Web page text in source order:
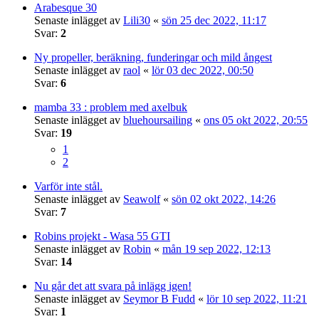
Arabesque 30
Senaste inlägget av Lili30 « sön 25 dec 2022, 11:17
Svar: 2
Ny propeller, beräkning, funderingar och mild ångest
Senaste inlägget av raol « lör 03 dec 2022, 00:50
Svar: 6
mamba 33 : problem med axelbuk
Senaste inlägget av bluehoursailing « ons 05 okt 2022, 20:55
Svar: 19
1
2
Varför inte stål.
Senaste inlägget av Seawolf« sön 02 okt 2022, 14:26
Svar: 7
Robins projekt - Wasa 55 GTI
Senaste inlägget av Robin « mån 19 sep 2022, 12:13
Svar: 14
Nu går det att svara på inlägg igen!
Senaste inlägget av Seymor B Fudd « lör 10 sep 2022, 11:21
Svar: 1